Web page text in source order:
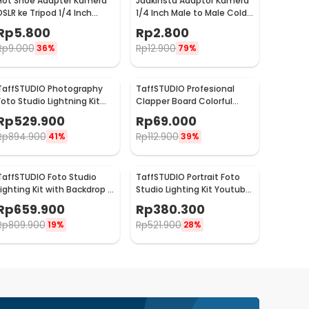
ke Tripod 1/4 Inch
Mount Universal
5.800
9.000 36%
1/4 Inch Male to Male Cold
Shoe Tripod Mount - RV81
Rp2.800
Rp12.900 79%
Photography
Studio Lightning Kit
529.900
894.900 41%
TaffSTUDIO Profesional
Clapper Board Colorful
Acrylic - TS-3EL
Rp69.000
Rp112.90039%
Foto Studio
Kit with Backdrop -
LD-TZ11A659.900
809.900 19%
TaffSTUDIO Portrait Foto
Studio Lighting Kit Youtube
Vlog - LD-TZ07A
Rp380.300
Rp521.900 28%